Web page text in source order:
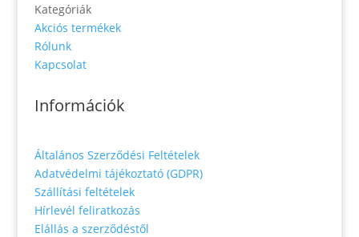
Kategóriák
Akciós termékek
Rólunk
Kapcsolat
Információk
Általános Szerződési Feltételek
Adatvédelmi tájékoztató (GDPR)
Szállítási feltételek
Hírlevél feliratkozás
Elállás a szerződéstől